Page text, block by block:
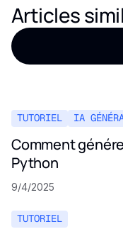
Articles
TUTORIEL IA
Comment
Python
9/4/2025
TUTORIEL